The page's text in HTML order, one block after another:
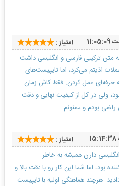
امتیاز :
متن ترکیبی فارسی و انگلیسی داشت
اذیتم می‌کرد، اما تایپیست‌های
حرفه‌ای عمل کردن. فقط کاش زمان
ولی در کل از کیفیت نهایی و دقت
بودم و ممنونم
امتیاز :
دارن همیشه به خاطر
بود، اما شما این کار رو با دقت بالا و
هرچند هماهنگی اولیه با تایپیست